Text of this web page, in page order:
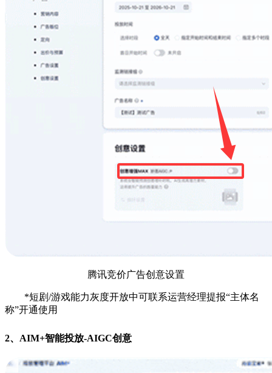
腾讯竞价广告创意设置
*短剧/游戏能力灰度开放中可联系运营经理提报“主体名
称”开通使用
2、AIM+智能投放-AIGC创意